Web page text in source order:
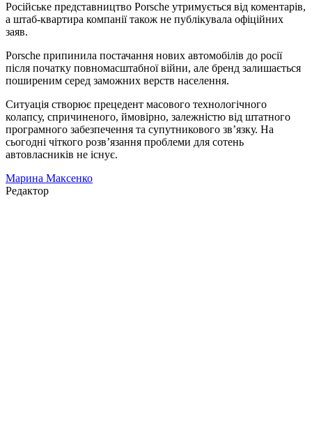
Російське представництво Porsche утримується від коментарів,
а штаб-квартира компанії також не публікувала офіційних
заяв.
Porsche припинила постачання нових автомобілів до росії
після початку повномасштабної війни, але бренд залишається
поширеним серед заможних верств населення.
Ситуація створює прецедент масового технологічного
колапсу, спричиненого, ймовірно, залежністю від штатного
програмного забезпечення та супутникового зв’язку. На
сьогодні чіткого розв’язання проблеми для сотень
автовласників не існує.
Марина Максенко
Редактор